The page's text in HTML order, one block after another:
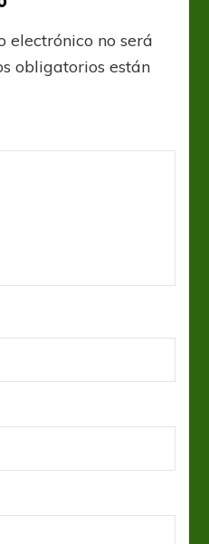
electrónico no será
obligatorios están